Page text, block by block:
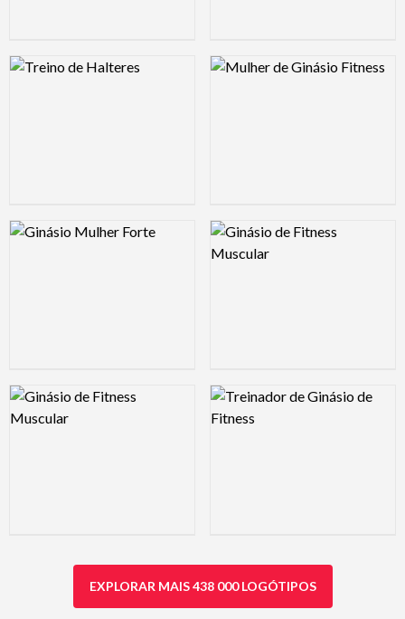
Logo Preview Image Logo Preview Image
Logo Preview Image Logo Preview Image
Logo Preview Image Logo Preview Image
EXPLORAR MAIS 438 000 LOGÓTIPOS